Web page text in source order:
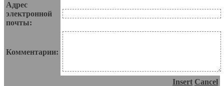
Адрес
электронной
почты:
Комментарии:
Insert Cancel